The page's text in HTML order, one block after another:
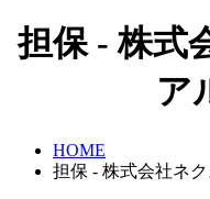
担保 - 株式
ア
HOME
担保 - 株式会社ネ